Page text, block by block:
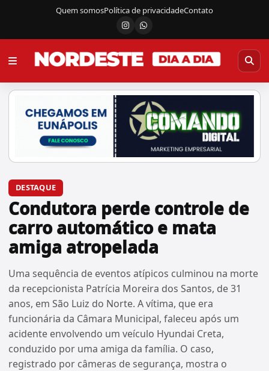
Quem somosPolítica de privacidadeContato
InstagramCanal do WhatsApp
DESTAQUE
Condutora perde controle de
carro automático e mata
amiga atropelada
Uma sequência de eventos atípicos culminou na morte
da recepcionista Patrícia Moreira dos Santos, de 31
anos, em São Luiz do Norte. A vítima, que era
funcionária da Câmara Municipal, faleceu após um
acidente envolvendo um veículo Hyundai Creta,
conduzido por uma amiga da família. O caso,
registrado por câmeras de segurança, mostra o